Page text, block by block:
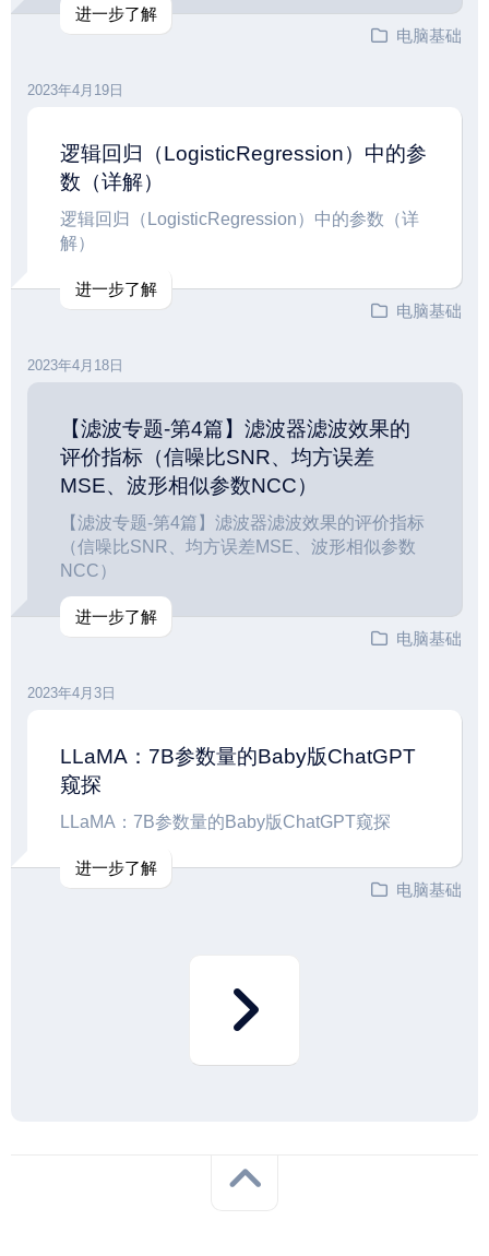
进一步了解
电脑基础
2023年4月19日
逻辑回归（LogisticRegression）中的参
数（详解）
逻辑回归（LogisticRegression）中的参数（详
解）
进一步了解
电脑基础
2023年4月18日
【滤波专题-第4篇】滤波器滤波效果的
评价指标（信噪比SNR、均方误差
MSE、波形相似参数NCC）
【滤波专题-第4篇】滤波器滤波效果的评价指标
（信噪比SNR、均方误差MSE、波形相似参数
NCC）
进一步了解
电脑基础
2023年4月3日
LLaMA：7B参数量的Baby版ChatGPT
窥探
LLaMA：7B参数量的Baby版ChatGPT窥探
进一步了解
电脑基础